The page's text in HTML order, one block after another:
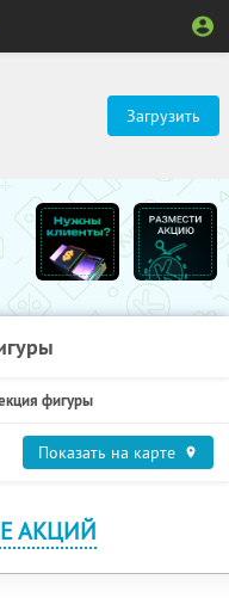
Загрузить
фигуры
Показать на карте
АКЦИЙ